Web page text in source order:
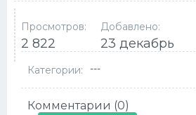
Просмотров:
2 822
Добавлено:
23 декабрь
Категории: ---
Комментарии (0)